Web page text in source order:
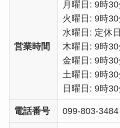
営業時間
月曜日: 9時
火曜日: 9時
水曜日: 定休日
木曜日: 9時
金曜日: 9時
土曜日: 9時
日曜日: 9時
電話番号 099-803-3484